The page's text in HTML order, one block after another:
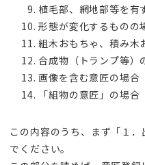
植毛部、網地部等を有
形態が変化するものの
組木おもちゃ、積み木
合成物（トランプ等）
画像を含む意匠の場合
「組物の意匠」の場合
この内容のうち、まず「１
でください。